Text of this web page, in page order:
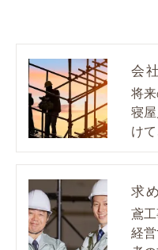
会
将
寝
け
求
鳶
経